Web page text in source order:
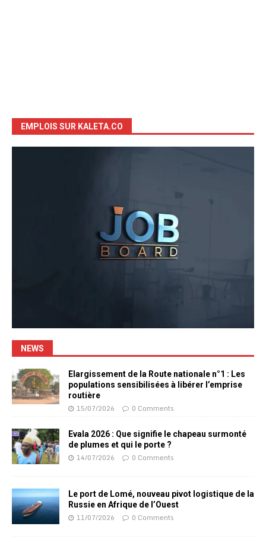
EMPLOIS SUR KALETA.CO
NEWS
Elargissement de la Route nationale n°1 : Les
populations sensibilisées à libérer l’emprise
routière
15/07/2026 0 Comments
Evala 2026 : Que signifie le chapeau surmonté
de plumes et qui le porte ?
14/07/2026 0 Comments
Le port de Lomé, nouveau pivot logistique de la
Russie en Afrique de l’Ouest
11/07/2026 0 Comments